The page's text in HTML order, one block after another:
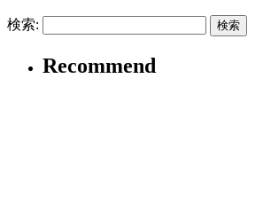
検索:
Recommend